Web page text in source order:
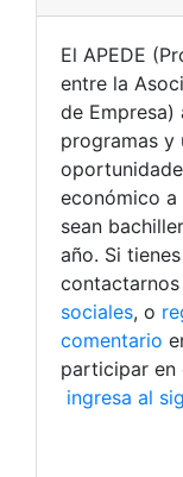
El APEDE
entre la
de Empresa)
programas y
económico
sean
año. Si
sociales, o
comentario
participar en
ingresa al